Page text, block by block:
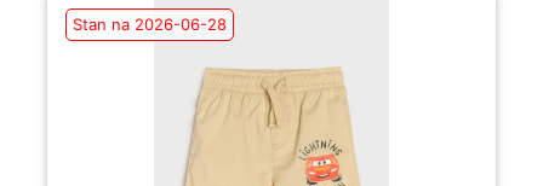
Stan na 2026-06-28